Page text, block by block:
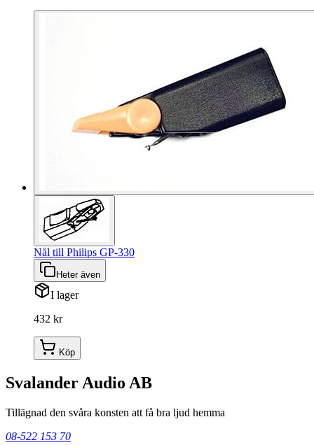
Nål till Philips GP-330
Heter även
I lager
432 kr
Köp
Svalander Audio AB
Tillägnad den svåra konsten att få bra ljud hemma
08-522 153 70